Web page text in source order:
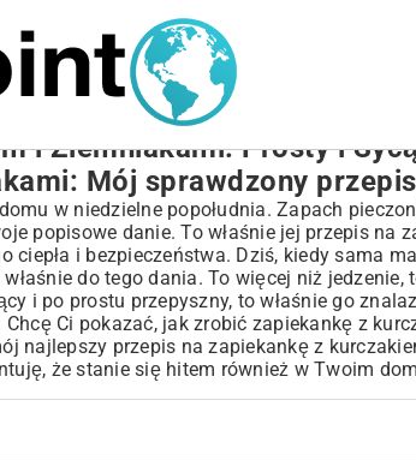
i Ziemniakami: Prosty i
Mój sprawdzony
w niedzielne popołudnia. Zapach
popisowe danie. To właśnie jej przepis na
i bezpieczeństwa. Dziś, kiedy sama
do tego dania. To więcej niż
i po prostu przepyszny, to właśnie go
Ci pokazać, jak zrobić zapiekankę z
najlepszy przepis na zapiekankę z
że stanie się hitem również w Twoim